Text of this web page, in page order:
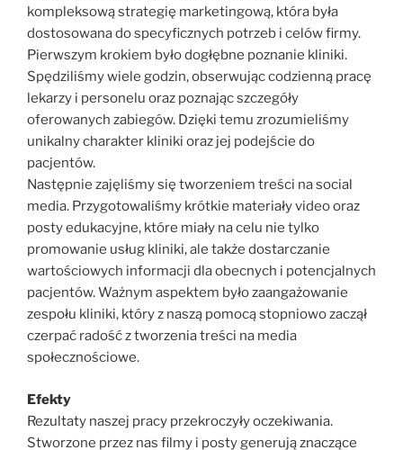
kompleksową strategię marketingową, która była
dostosowana do specyficznych potrzeb i celów firmy.
Pierwszym krokiem było dogłębne poznanie kliniki.
Spędziliśmy wiele godzin, obserwując codzienną pracę
lekarzy i personelu oraz poznając szczegóły
oferowanych zabiegów. Dzięki temu zrozumieliśmy
unikalny charakter kliniki oraz jej podejście do
pacjentów.
Następnie zajęliśmy się tworzeniem treści na social
media. Przygotowaliśmy krótkie materiały video oraz
posty edukacyjne, które miały na celu nie tylko
promowanie usług kliniki, ale także dostarczanie
wartościowych informacji dla obecnych i potencjalnych
pacjentów. Ważnym aspektem było zaangażowanie
zespołu kliniki, który z naszą pomocą stopniowo zaczął
czerpać radość z tworzenia treści na media
społecznościowe.
Efekty
Rezultaty naszej pracy przekroczyły oczekiwania.
Stworzone przez nas filmy i posty generują znaczące